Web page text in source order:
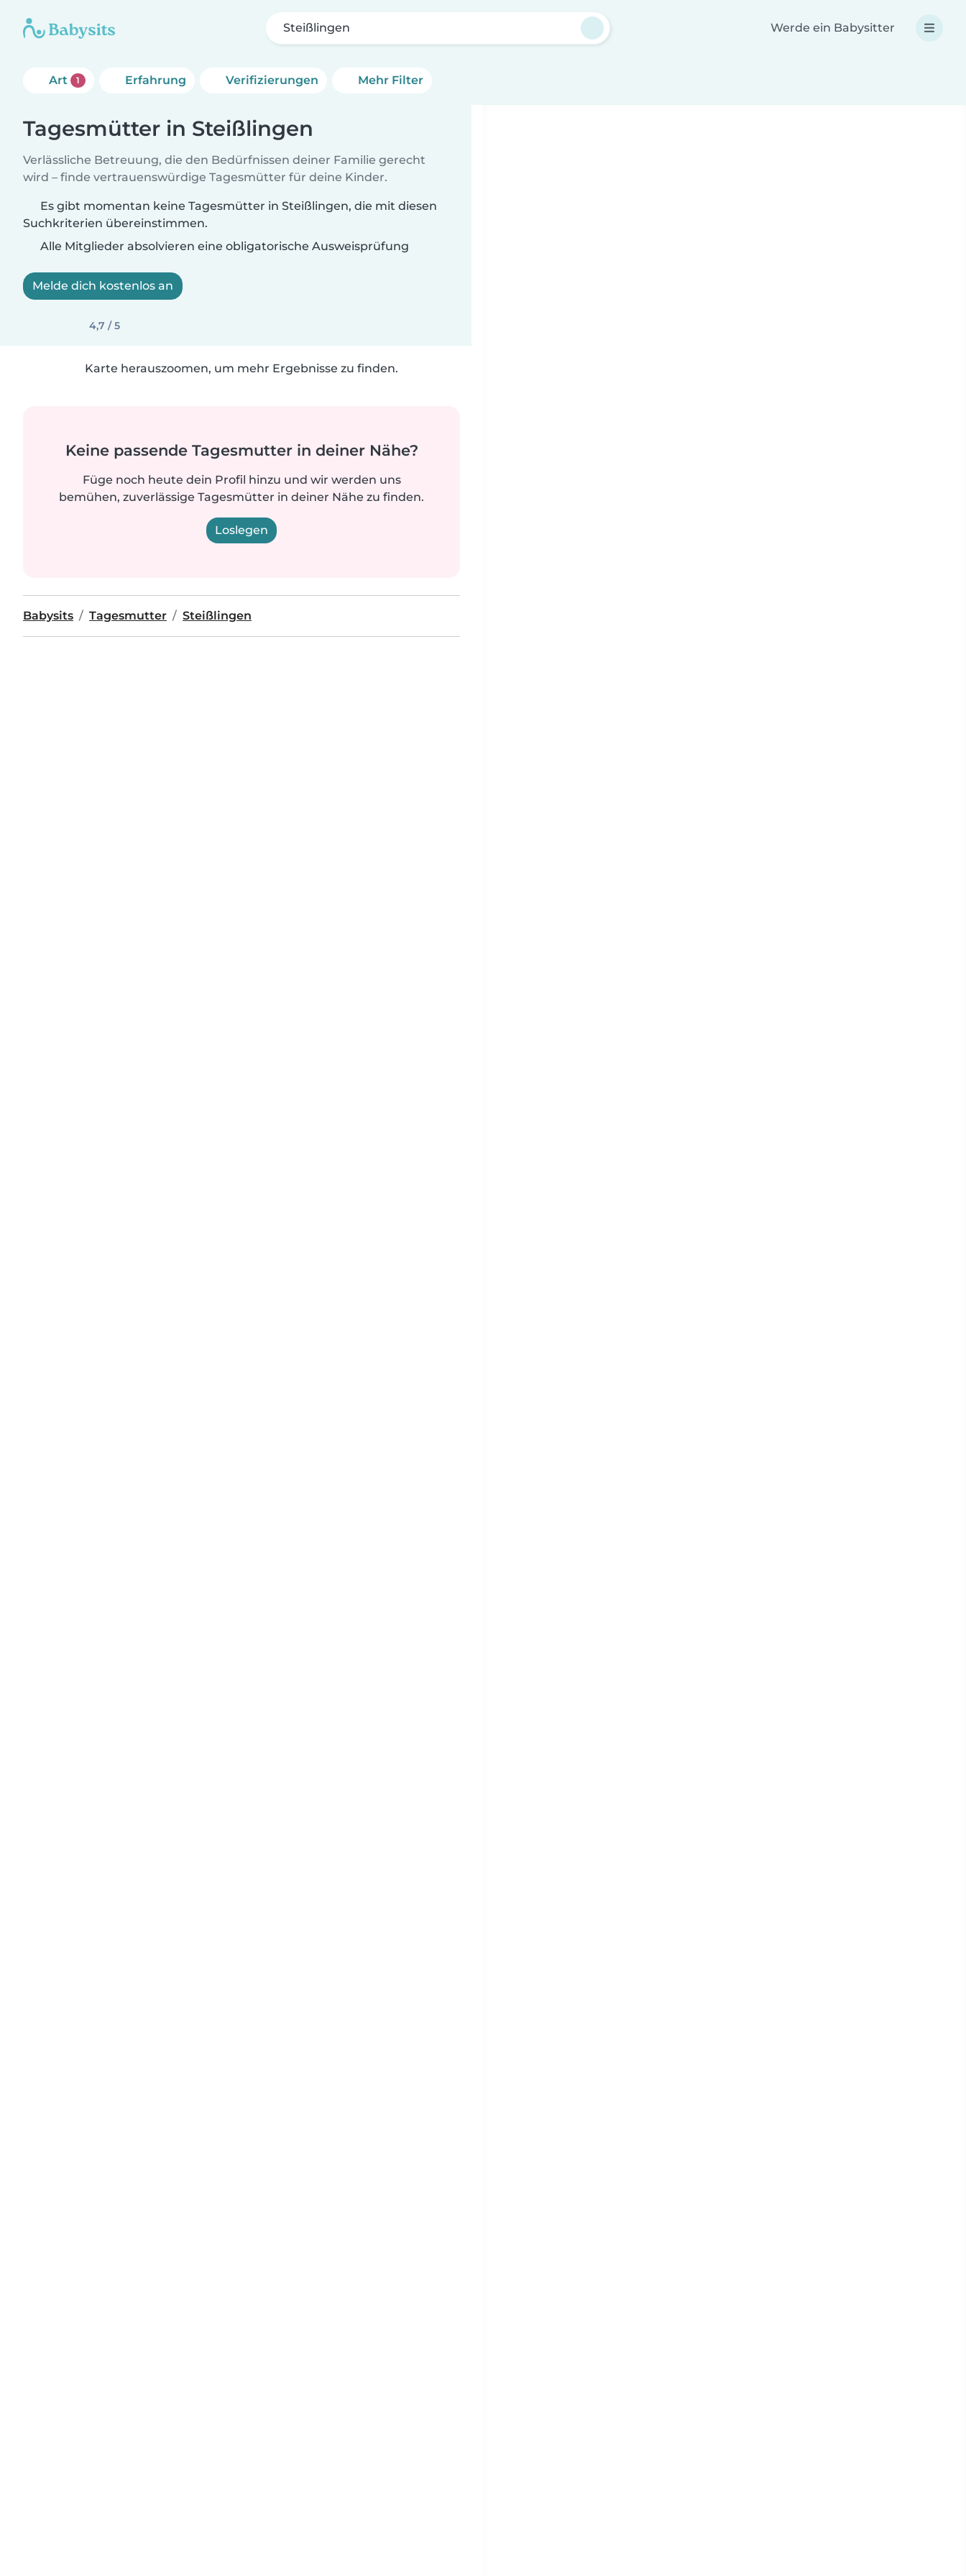
Steißlingen Werde ein Babysitter
Art 1 Erfahrung Verifizierungen Mehr Filter
Tagesmütter in Steißlingen
Verlässliche Betreuung, die den Bedürfnissen deiner Familie gerecht
wird – finde vertrauenswürdige Tagesmütter für deine Kinder.
Es gibt momentan keine Tagesmütter in Steißlingen, die mit diesen
Suchkriterien übereinstimmen.
Alle Mitglieder absolvieren eine obligatorische Ausweisprüfung
Melde dich kostenlos an
4,7 / 5
Karte herauszoomen, um mehr Ergebnisse zu finden.
Keine passende Tagesmutter in deiner Nähe?
Füge noch heute dein Profil hinzu und wir werden uns
bemühen, zuverlässige Tagesmütter in deiner Nähe zu finden.
Loslegen
Babysits Tagesmutter Steißlingen